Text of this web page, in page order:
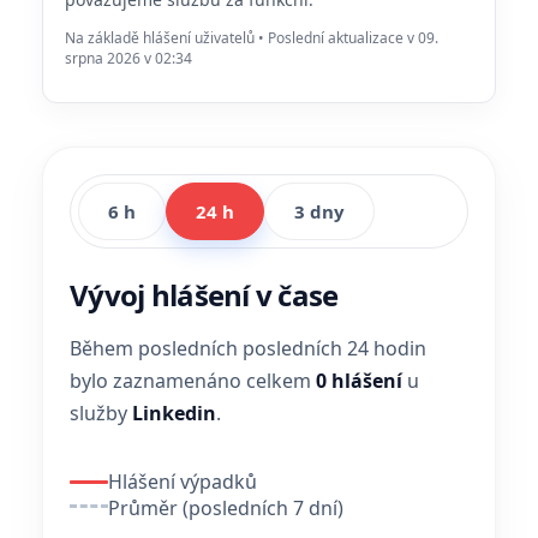
Na základě hlášení uživatelů • Poslední aktualizace v 09.
srpna 2026 v 02:34
6 h 24 h 3 dny
Vývoj hlášení v čase
Během posledních posledních 24 hodin
bylo zaznamenáno celkem 0 hlášeníu
služby Linkedin.
Hlášení výpadků
Průměr (posledních 7 dní)